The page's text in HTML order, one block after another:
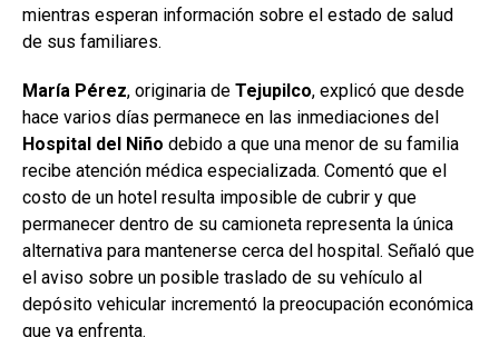
mientras esperan información sobre el estado de salud
de sus familiares.
María Pérez, originaria de Tejupilco, explicó que desde
hace varios días permanece en las inmediaciones del
Hospital del Niño debido a que una menor de su familia
recibe atención médica especializada. Comentó que el
costo de un hotel resulta imposible de cubrir y que
permanecer dentro de su camioneta representa la única
alternativa para mantenerse cerca del hospital. Señaló que
el aviso sobre un posible traslado de su vehículo al
depósito vehicular incrementó la preocupación económica
que ya enfrenta.